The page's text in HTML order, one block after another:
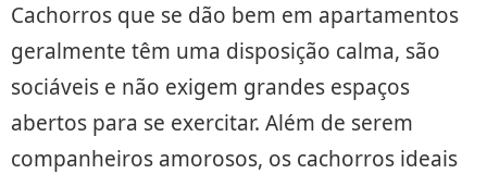
Cachorros que se dão bem em apartamentos
geralmente têm uma disposição calma, são
sociáveis e não exigem grandes espaços
abertos para se exercitar. Além de serem
companheiros amorosos, os cachorros ideais